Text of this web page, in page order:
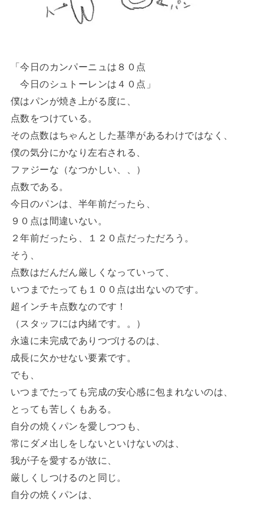
「今日のカンパーニュは８０点
今日のシュトーレンは４０点」
僕はパンが焼き上がる度に、
点数をつけている。
その点数はちゃんとした基準があるわけではなく、
僕の気分にかなり左右される、
ファジーな（なつかしい、、）
点数である。
今日のパンは、半年前だったら、
９０点は間違いない。
２年前だったら、１２０点だっただろう。
そう、
点数はだんだん厳しくなっていって、
いつまでたっても１００点は出ないのです。
超インチキ点数なのです！
（スタッフには内緒です。。）
永遠に未完成でありつづけるのは、
成長に欠かせない要素です。
でも、
いつまでたっても完成の安心感に包まれないのは、
とっても苦しくもある。
自分の焼くパンを愛しつつも、
常にダメ出しをしないといけないのは、
我が子を愛するが故に、
厳しくしつけるのと同じ。
自分の焼くパンは、